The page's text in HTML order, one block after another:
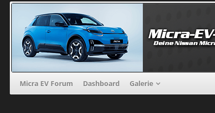
Micra EV Forum Dashboard Galerie